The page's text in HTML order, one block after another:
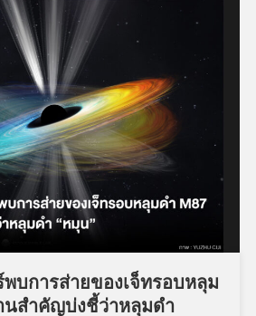
บการส่ายของเจ็ทรอบหลุม
นสำคัญบ่งชี้ว่าหลุมดำ